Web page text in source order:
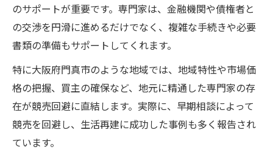
のサポートが重要です。専門家は、金融機関や債権者と
の交渉を円滑に進めるだけでなく、複雑な手続きや必要
書類の準備もサポートしてくれます。
特に大阪府門真市のような地域では、地域特性や市場価
格の把握、買主の確保など、地元に精通した専門家の存
在が競売回避に直結します。実際に、早期相談によって
競売を回避し、生活再建に成功した事例も多く報告され
ています。